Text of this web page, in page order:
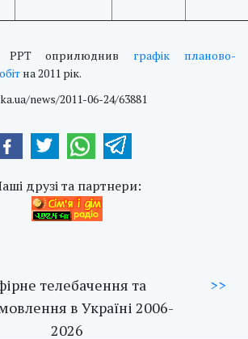
РРТ оприлюднив графік планово-
на 2011 рік.
news/2011-06-24/63881
друзі та партнери:
телебачення та
в Україні 2006-
2026
>>